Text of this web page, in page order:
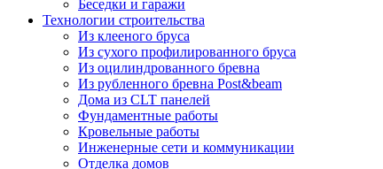
Беседки и гаражи
Технологии строительства
Из клееного бруса
Из сухого профилированного бруса
Из оцилиндрованного бревна
Из рубленного бревна Post&beam
Дома из CLT панелей
Фундаментные работы
Кровельные работы
Инженерные сети и коммуникации
Отделка домов